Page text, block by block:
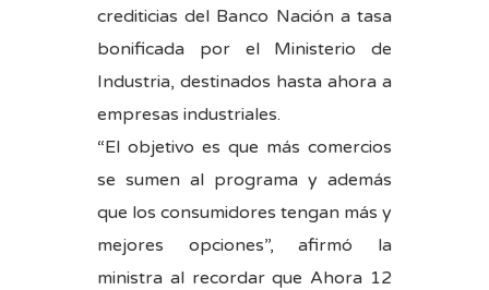
crediticias del Banco Nación a tasa
bonificada por el Ministerio de
Industria, destinados hasta ahora a
empresas industriales.
“El objetivo es que más comercios
se sumen al programa y además
que los consumidores tengan más y
mejores opciones”, afirmó la
ministra al recordar que Ahora 12